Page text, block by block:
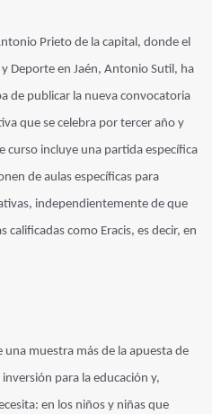
Prieto de la capital, donde el
Deporte en Jaén, Antonio Sutil, ha
de publicar la nueva convocatoria
que se celebra por tercer año y
incluye una partida específica
de aulas específicas para
independientemente de que
calificadas como Eracis, es decir, en
muestra más de la apuesta de
para la educación y,
en los niños y niñas que